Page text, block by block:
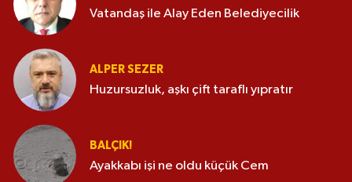
Vatandaş ile Alay Eden Belediyecilik
ALPER SEZER
Huzursuzluk, aşkı çift taraflı yıpratır
BALÇIK!
Ayakkabı işi ne oldu küçük Cem